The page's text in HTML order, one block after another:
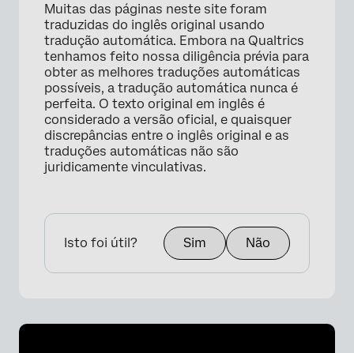
Muitas das páginas neste site foram
traduzidas do inglês original usando
tradução automática. Embora na Qualtrics
tenhamos feito nossa diligência prévia para
obter as melhores traduções automáticas
possíveis, a tradução automática nunca é
perfeita. O texto original em inglês é
considerado a versão oficial, e quaisquer
discrepâncias entre o inglês original e as
traduções automáticas não são
juridicamente vinculativas.
Isto foi útil? Sim Não